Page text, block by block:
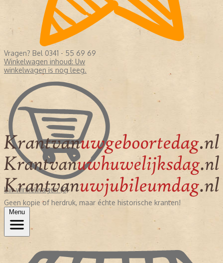
Vragen? Bel 0341 - 55 69 69
Winkelwagen inhoud: Uw
winkelwagen is nog leeg.
Uw winkelwagen (0)
Geen kopie of herdruk, maar échte historische kranten!
Menu